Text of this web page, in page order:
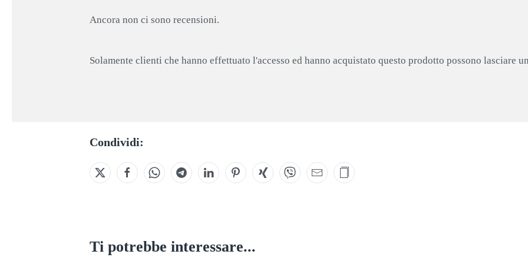
Ancora non ci sono recensioni.
Solamente clienti che hanno effettuato l'accesso ed hanno acquistato questo prodotto possono lasciare
Condividi:
Ti potrebbe interessare...